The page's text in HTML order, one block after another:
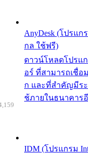
AnyDesk (โปรแ
กล ใช้ฟรี)
ดาวน์โหลดโปรแ
อร์ ที่สามารถเชื่อ
ก และที่สำคัญมีร
ช้ภายในธนาคาร
IDM (โปรแกรม